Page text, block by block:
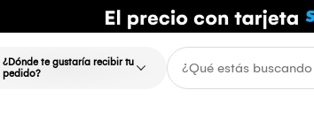
¿Dónde te gustaría recibir tu
pedido?